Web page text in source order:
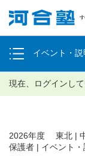
塾生の方
イベント・
個別相談
体験授業
現在、ログインして
2026年度 東北 | 中
保護者 | イベント・